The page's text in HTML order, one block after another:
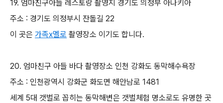
19. 엄마친구아들 레스토랑 촬영지 경기도 의정부 아나키아
주소 : 경기도 의정부시 잔돌길 22
이 곳은 가족x멜로 촬영장소 이기도 합니다.
20. 엄마친구 아들 바다 촬영장소 인천 강화도 동막해수욕장
주소 : 인천광역시 강화군 화도면 해안남로 1481
세계 5대 갯벌로 꼽히는 동막해변은 갯벌체험 명소로도 유명한 곳